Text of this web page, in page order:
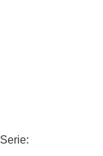
Serie: